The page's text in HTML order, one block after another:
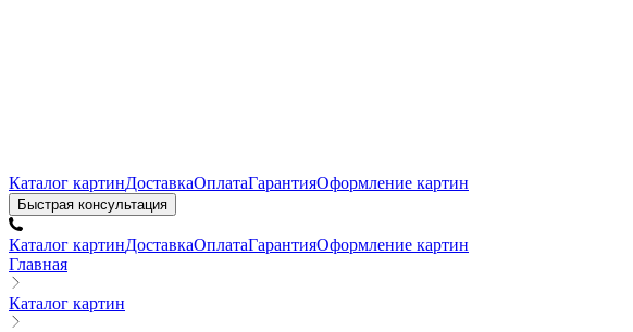
Каталог картинДоставкаОплатаГарантияОформление картин
Быстрая консультация
Каталог картинДоставкаОплатаГарантияОформление картин
Главная
Каталог картин